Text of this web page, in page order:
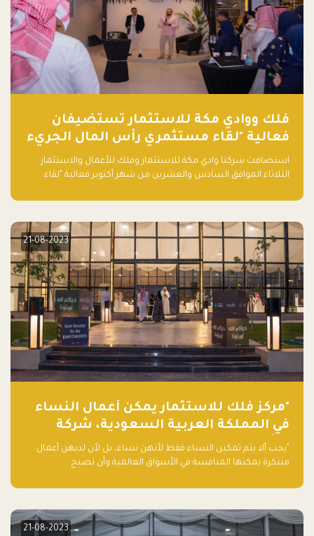
فلك ووادي مكة للاستثمار تستضيفان
فعالية "لقاء مستثمري رأس المال الجريء
في المنطقة"
استضافت شركتا وادي مكة للاستثمار وفلك للأعمال والاستثمار
الثلاثاء الموافق السادس والعشرين من شهر أكتوبر فعالية "لقاء
مشاركاً من أبرز صناديق رأس المال الجريء وممثلي المؤسسات
21-08-2023
"مركز فلك للاستثمار يمكّن أعمال النساء
في المملكة العربية السعودية، شركة
ناشئة تلو الأخرى."
"يجب ألا يتم تمكين النساء فقط لأنهن نساء، بل لأن لديهن أعمال
مبتكرة يمكنها المنافسة في الأسواق العالمية وأن تصبح
21-08-2023